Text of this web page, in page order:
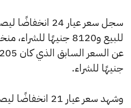
جنيهًا للشراء.